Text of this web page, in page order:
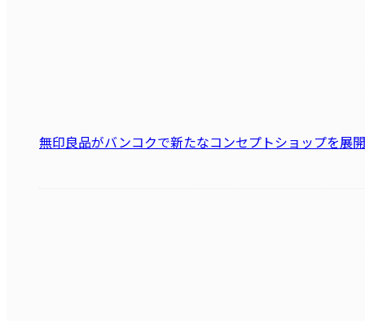
無印良品がバンコクで新たなコンセプトショップを展開